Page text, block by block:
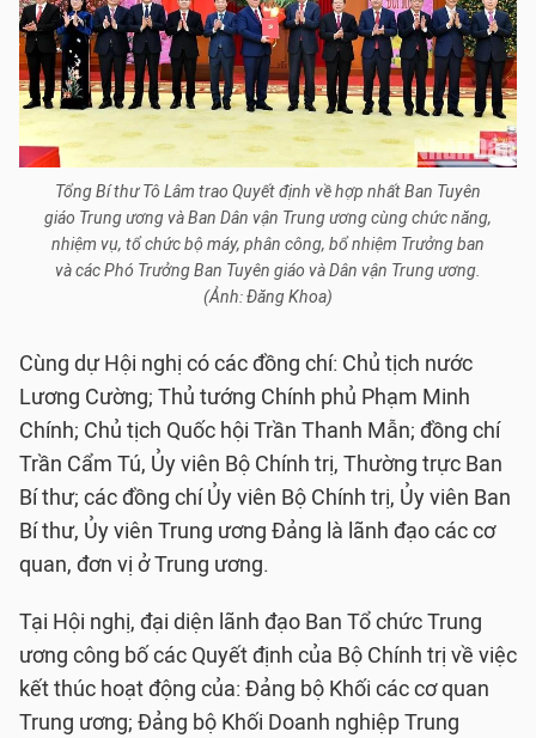
Tổng Bí thư Tô Lâm trao Quyết định về hợp nhất Ban Tuyên
giáo Trung ương và Ban Dân vận Trung ương cùng chức năng,
nhiệm vụ, tổ chức bộ máy, phân công, bổ nhiệm Trưởng ban
và các Phó Trưởng Ban Tuyên giáo và Dân vận Trung ương.
(Ảnh: Đăng Khoa)
Cùng dự Hội nghị có các đồng chí: Chủ tịch nước
Lương Cường; Thủ tướng Chính phủ Phạm Minh
Chính; Chủ tịch Quốc hội Trần Thanh Mẫn; đồng chí
Trần Cẩm Tú, Ủy viên Bộ Chính trị, Thường trực Ban
Bí thư; các đồng chí Ủy viên Bộ Chính trị, Ủy viên Ban
Bí thư, Ủy viên Trung ương Đảng là lãnh đạo các cơ
quan, đơn vị ở Trung ương.
Tại Hội nghị, đại diện lãnh đạo Ban Tổ chức Trung
ương công bố các Quyết định của Bộ Chính trị về việc
kết thúc hoạt động của: Đảng bộ Khối các cơ quan
Trung ương; Đảng bộ Khối Doanh nghiệp Trung